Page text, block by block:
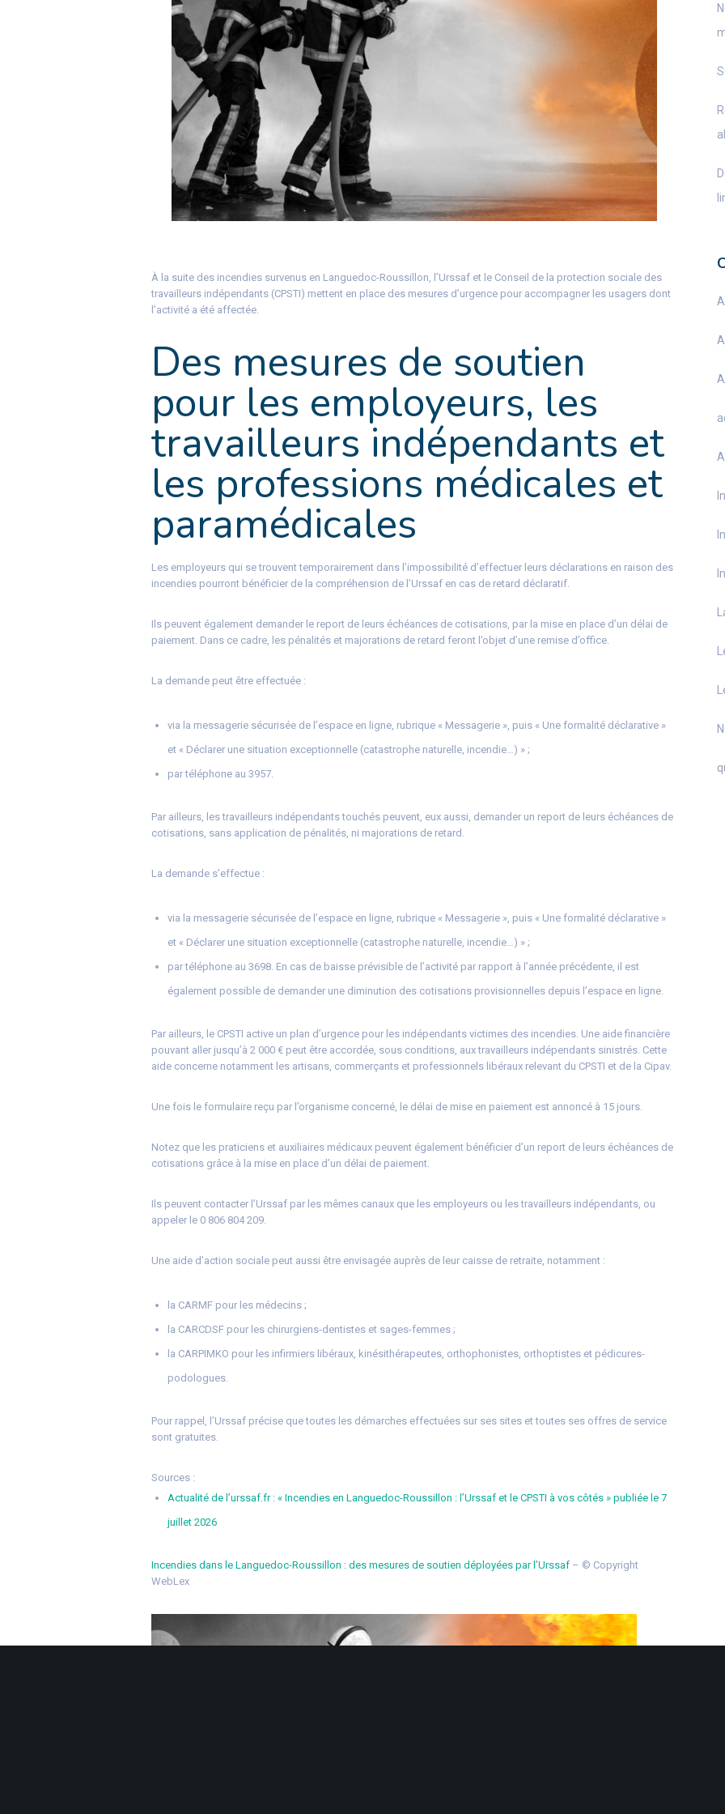
À la suite des incendies survenus en Languedoc-Roussillon, l’Urssaf et le Conseil de la protection sociale des
travailleurs indépendants (CPSTI) mettent en place des mesures d’urgence pour accompagner les usagers dont
l’activité a été affectée.
Des mesures de soutien
pour les employeurs, les
travailleurs indépendants et
les professions médicales et
paramédicales
Les employeurs qui se trouvent temporairement dans l’impossibilité d’effectuer leurs déclarations en raison des
incendies pourront bénéficier de la compréhension de l’Urssaf en cas de retard déclaratif.
Ils peuvent également demander le report de leurs échéances de cotisations, par la mise en place d’un délai de
paiement. Dans ce cadre, les pénalités et majorations de retard feront l’objet d’une remise d’office.
La demande peut être effectuée :
via la messagerie sécurisée de l’espace en ligne, rubrique « Messagerie », puis « Une formalité déclarative »
et « Déclarer une situation exceptionnelle (catastrophe naturelle, incendie…) » ;
par téléphone au 3957.
Par ailleurs, les travailleurs indépendants touchés peuvent, eux aussi, demander un report de leurs échéances de
cotisations, sans application de pénalités, ni majorations de retard.
La demande s’effectue :
via la messagerie sécurisée de l’espace en ligne, rubrique « Messagerie », puis « Une formalité déclarative »
et « Déclarer une situation exceptionnelle (catastrophe naturelle, incendie…) » ;
par téléphone au 3698. En cas de baisse prévisible de l’activité par rapport à l’année précédente, il est
également possible de demander une diminution des cotisations provisionnelles depuis l’espace en ligne.
Par ailleurs, le CPSTI active un plan d’urgence pour les indépendants victimes des incendies. Une aide financière
pouvant aller jusqu’à 2 000 € peut être accordée, sous conditions, aux travailleurs indépendants sinistrés. Cette
aide concerne notamment les artisans, commerçants et professionnels libéraux relevant du CPSTI et de la Cipav.
Une fois le formulaire reçu par l’organisme concerné, le délai de mise en paiement est annoncé à 15 jours.
Notez que les praticiens et auxiliaires médicaux peuvent également bénéficier d’un report de leurs échéances de
cotisations grâce à la mise en place d’un délai de paiement.
Ils peuvent contacter l’Urssaf par les mêmes canaux que les employeurs ou les travailleurs indépendants, ou
appeler le 0 806 804 209.
Une aide d’action sociale peut aussi être envisagée auprès de leur caisse de retraite, notamment :
la CARMF pour les médecins ;
la CARCDSF pour les chirurgiens-dentistes et sages-femmes ;
la CARPIMKO pour les infirmiers libéraux, kinésithérapeutes, orthophonistes, orthoptistes et pédicures-
podologues.
Pour rappel, l’Urssaf précise que toutes les démarches effectuées sur ses sites et toutes ses offres de service
sont gratuites.
Sources :
Actualité de l’urssaf.fr : « Incendies en Languedoc-Roussillon : l’Urssaf et le CPSTI à vos côtés » publiée le 7
juillet 2026
Incendies dans le Languedoc-Roussillon : des mesures de soutien déployées par l’Urssaf – © Copyright
WebLex